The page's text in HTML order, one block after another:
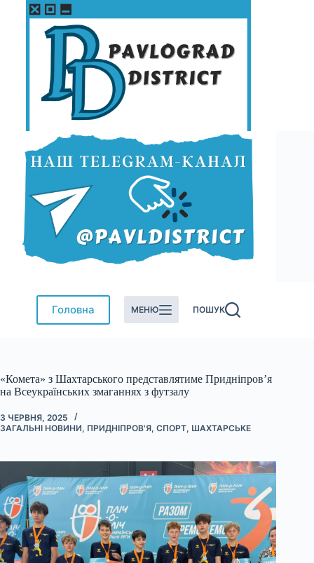
Перейти
Головна МЕНЮ ПОШУК
«Комета» з Шахтарського представлятиме Придніпров’я
на Всеукраїнських змаганнях з футзалу
3 ЧЕРВНЯ, 2025
ЗАГАЛЬНІ НОВИНИ, ПРИДНІПРОВ'Я, СПОРТ, ШАХТАРСЬКЕ